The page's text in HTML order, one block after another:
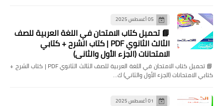
05 أغسطس 2025
📘 تحميل كتاب الامتحان في اللغة العربية للصف
الثالث الثانوي PDF | كتاب الشرح + كتابي
الامتحانات (الجزء الأول والثاني)
📘 تحميل كتاب الامتحان في اللغة العربية للصف الثالث الثانوي PDF | كتاب الشرح +
كتابي الامتحانات (الجزء الأول والثاني) ك…
01 أغسطس 2025